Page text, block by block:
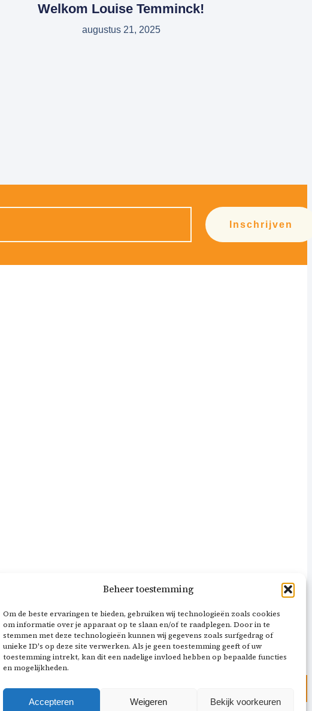
Beheer toestemming
Om de beste ervaringen te bieden, gebruiken wij technologieën zoals cookies
om informatie over je apparaat op te slaan en/of te raadplegen. Door in te
stemmen met deze technologieën kunnen wij gegevens zoals surfgedrag of
unieke ID's op deze site verwerken. Als je geen toestemming geeft of uw
toestemming intrekt, kan dit een nadelige invloed hebben op bepaalde functies
en mogelijkheden.
Accepteren Weigeren Bekijk voorkeuren
Welkom Louise Temminck!
augustus 21, 2025
Inschrijven